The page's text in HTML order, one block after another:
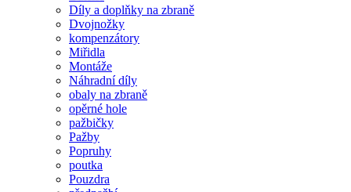
Díly a doplňky na zbraně
Dvojnožky
kompenzátory
Miřidla
Montáže
Náhradní díly
obaly na zbraně
opěrné hole
pažbičky
Pažby
Popruhy
poutka
Pouzdra